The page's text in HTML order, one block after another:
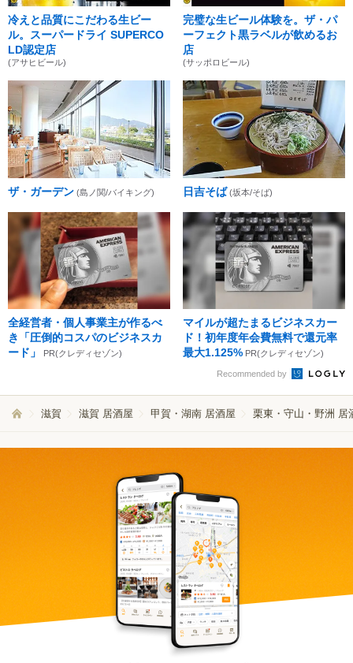
冷えと品質にこだわる生ビー
ル。スーパードライ SUPERCO
LD認定店
(アサヒビール)
完璧な生ビール体験を。ザ・パ
ーフェクト黒ラベルが飲めるお
店
(サッポロビール)
ザ・ガーデン (島ノ関/バイキング) 日吉そば (坂本/そば)
全経営者・個人事業主が作るべ
き「圧倒的コスパのビジネスカ
ード」
PR(クレディセゾン)
マイルが超たまるビジネスカー
ド！初年度年会費無料で還元率
最大1.125% PR(クレディセゾン)
Recommended by
滋賀 滋賀 居酒屋 甲賀・湖南 居酒屋 栗東・守山・野洲 居